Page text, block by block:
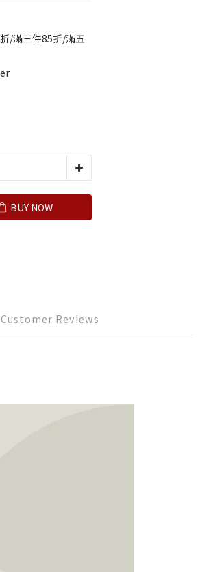
/滿三件85折/滿五
BUY NOW
Customer Reviews